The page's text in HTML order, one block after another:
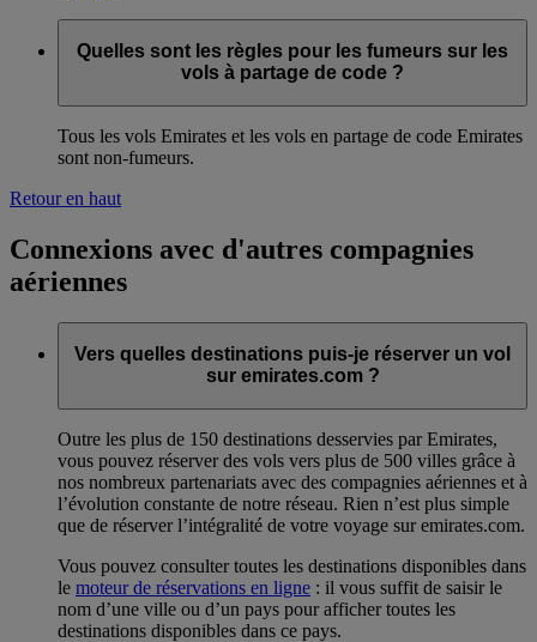
Quelles sont les règles pour les fumeurs sur les
vols à partage de code ?
Tous les vols Emirates et les vols en partage de code Emirates
sont non-fumeurs.
Retour en haut
Connexions avec d'autres compagnies
aériennes
Vers quelles destinations puis-je réserver un vol
sur emirates.com ?
Outre les plus de 150 destinations desservies par Emirates,
vous pouvez réserver des vols vers plus de 500 villes grâce à
nos nombreux partenariats avec des compagnies aériennes et à
l’évolution constante de notre réseau. Rien n’est plus simple
que de réserver l’intégralité de votre voyage sur emirates.com.
Vous pouvez consulter toutes les destinations disponibles dans
le moteur de réservations en ligne : il vous suffit de saisir le
nom d’une ville ou d’un pays pour afficher toutes les
destinations disponibles dans ce pays.